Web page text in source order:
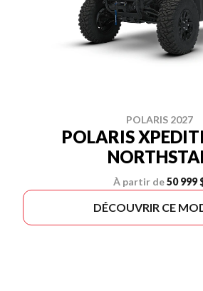
POLARIS 2027
POLARIS
À partir de50 999
DÉCOUVRIR CE